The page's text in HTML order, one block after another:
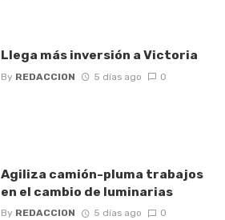
Llega más inversión a Victoria
By REDACCION 5 días ago 0
Agiliza camión-pluma trabajos
en el cambio de luminarias
By REDACCION 5 días ago 0